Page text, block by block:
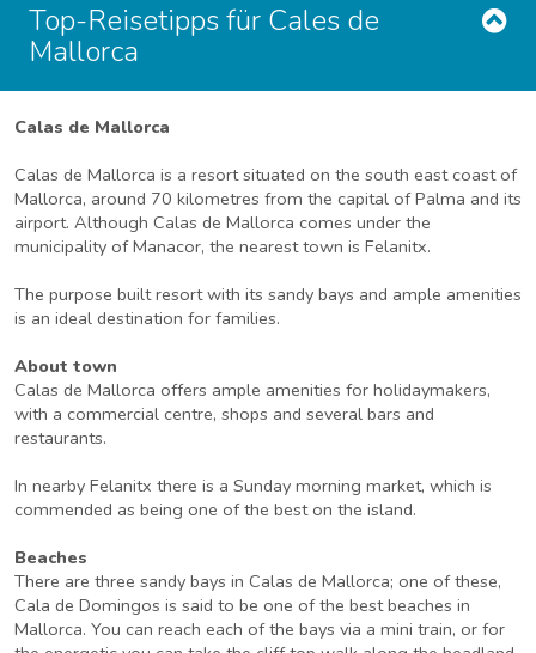
Top-Reisetipps für Cales de
Mallorca
Calas de Mallorca
Calas de Mallorca is a resort situated on the south east coast of
Mallorca, around 70 kilometres from the capital of Palma and its
airport. Although Calas de Mallorca comes under the
municipality of Manacor, the nearest town is Felanitx.
The purpose built resort with its sandy bays and ample amenities
is an ideal destination for families.
About town
Calas de Mallorca offers ample amenities for holidaymakers,
with a commercial centre, shops and several bars and
restaurants.
In nearby Felanitx there is a Sunday morning market, which is
commended as being one of the best on the island.
Beaches
There are three sandy bays in Calas de Mallorca; one of these,
Cala de Domingos is said to be one of the best beaches in
Mallorca. You can reach each of the bays via a mini train, or for